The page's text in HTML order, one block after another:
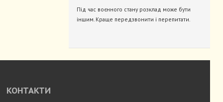
Під час воєнного стану розклад може бути
іншим. Краще передзвонити і перепитати.
КОНТАКТИ